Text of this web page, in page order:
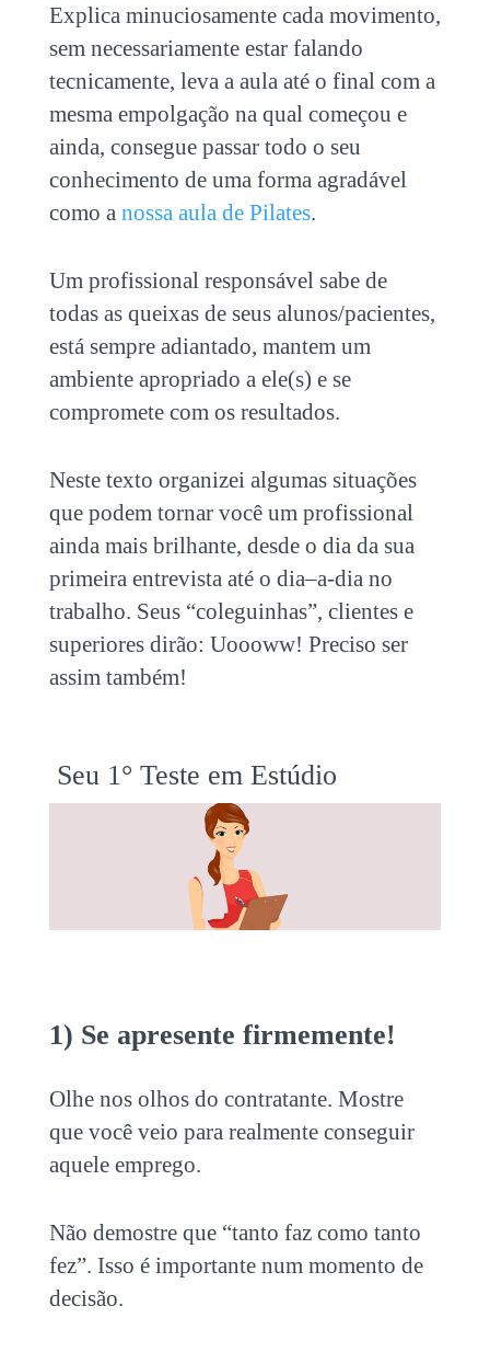
Explica minuciosamente cada movimento,
sem necessariamente estar falando
tecnicamente, leva a aula até o final com a
mesma empolgação na qual começou e
ainda, consegue passar todo o seu
conhecimento de uma forma agradável
como a nossa aula de Pilates.
Um profissional responsável sabe de
todas as queixas de seus alunos/pacientes,
está sempre adiantado, mantem um
ambiente apropriado a ele(s) e se
compromete com os resultados.
Neste texto organizei algumas situações
que podem tornar você um profissional
ainda mais brilhante, desde o dia da sua
primeira entrevista até o dia–a-dia no
trabalho. Seus “coleguinhas”, clientes e
superiores dirão: Uoooww! Preciso ser
assim também!
Seu 1° Teste em Estúdio
1) Se apresente firmemente!
Olhe nos olhos do contratante. Mostre
que você veio para realmente conseguir
aquele emprego.
Não demostre que “tanto faz como tanto
fez”. Isso é importante num momento de
decisão.